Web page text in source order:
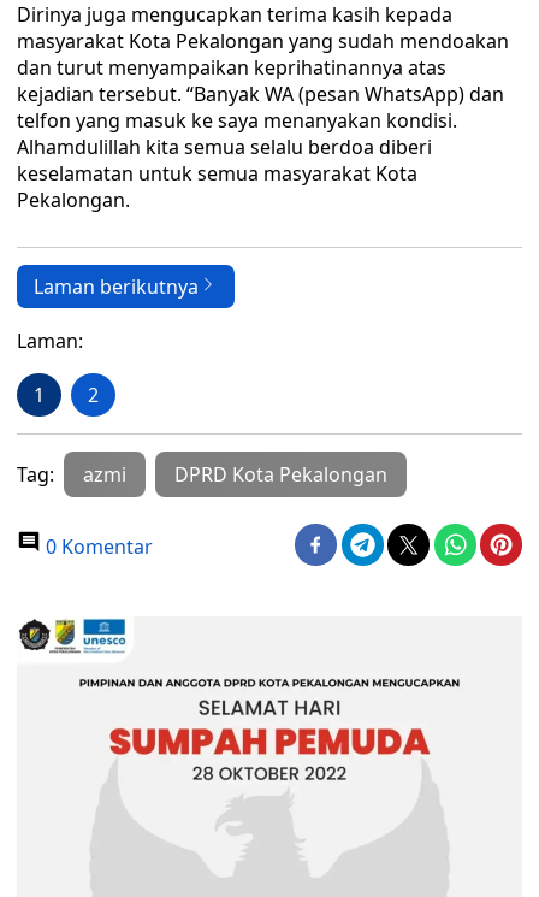
Dirinya juga mengucapkan terima kasih kepada
masyarakat Kota Pekalongan yang sudah mendoakan
dan turut menyampaikan keprihatinannya atas
kejadian tersebut. “Banyak WA (pesan WhatsApp) dan
telfon yang masuk ke saya menanyakan kondisi.
Alhamdulillah kita semua selalu berdoa diberi
keselamatan untuk semua masyarakat Kota
Pekalongan.
Laman berikutnya
Laman:
1 2
Tag: azmi DPRD Kota Pekalongan
0 Komentar